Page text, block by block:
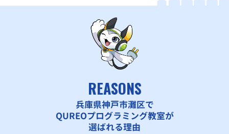
REASONS
兵庫県神戸市灘区で
QUREOプログラミング教室が
選ばれる理由